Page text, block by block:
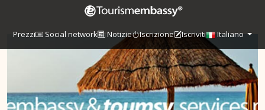
Prezzi Social network Notizie Iscrizione Iscriviti Italiano